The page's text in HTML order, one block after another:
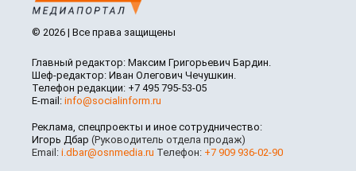
© 2026 | Все права защищены
Главный редактор: Максим Григорьевич Бардин.
Шеф-редактор: Иван Олегович Чечушкин.
Телефон редакции: +7 495 795-53-05
E-mail: info@socialinform.ru
Реклама, спецпроекты и иное сотрудничество:
Игорь Дбар (Руководитель отдела продаж)
Email: i.dbar@osnmedia.ru Телефон: +7 909 936-02-90